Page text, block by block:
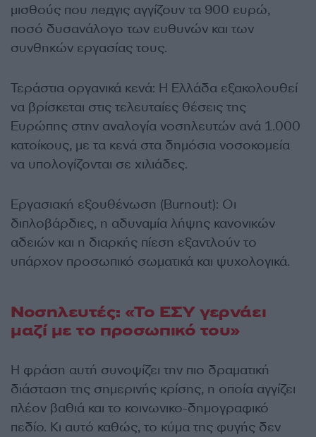
μισθούς που ледγις αγγίζουν τα 900 ευρώ,
ποσό δυσανάλογο των ευθυνών και των
συνθηκών εργασίας τους.
Τεράστια οργανικά κενά: Η Ελλάδα εξακολουθεί
να βρίσκεται στις τελευταίες θέσεις της
Ευρώπης στην αναλογία νοσηλευτών ανά 1.000
κατοίκους, με τα κενά στα δημόσια νοσοκομεία
να υπολογίζονται σε χιλιάδες.
Εργασιακή εξουθένωση (Burnout): Οι
διπλοβάρδιες, η αδυναμία λήψης κανονικών
αδειών και η διαρκής πίεση εξαντλούν το
υπάρχον προσωπικό σωματικά και ψυχολογικά.
Νοσηλευτές: «Το ΕΣΥ γερνάει
μαζί με το προσωπικό του»
Η φράση αυτή συνοψίζει την πιο δραματική
διάσταση της σημερινής κρίσης, η οποία αγγίζει
πλέον βαθιά και το κοινωνικο-δημογραφικό
πεδίο. Κι αυτό καθώς, το κύμα της φυγής δεν